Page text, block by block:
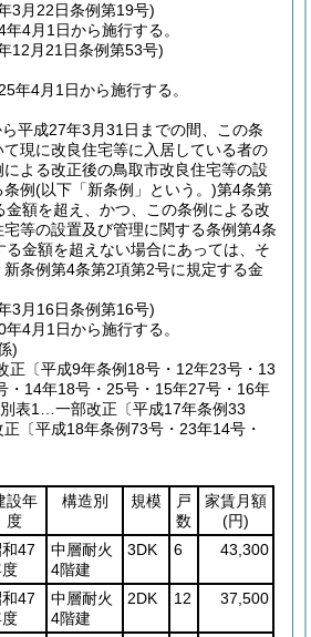
3月22日条例第19号)
4月1日から施行する。
12月21日条例第53号)
年4月1日から施行する。
平成27年3月31日までの間、この条
現に改良住宅等に入居している者の
よる改正後の鳥取市改良住宅等の設
例(以下「新条例」という。)第4条第
金額を超え、かつ、この条例による改
等の設置及び管理に関する条例第4条
金額を超えない場合にあっては、そ
条例第4条第2項第2号に規定する金
3月16日条例第16号)
4月1日から施行する。
)
正〔平成9年条例18号・12年23号・13
・14年18号・25号・15年27号・16年
表1…一部改正〔平成17年条例33
〔平成18年条例73号・23年14号・
設年
度
構造別 規模
戸
数
家賃月額
(円)
47
中層耐火
4階建
3DK 6 43,300
47
中層耐火
4階建
2DK 12 37,500